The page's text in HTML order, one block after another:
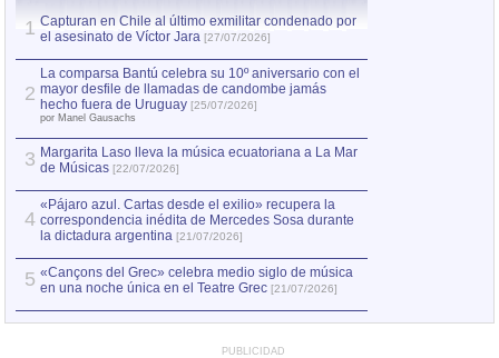
1 Capturan en Chile al último exmilitar condenado por
el asesinato de Víctor Jara [27/07/2026]
2
La comparsa Bantú celebra su 10º aniversario con el
mayor desfile de llamadas de candombe jamás
hecho fuera de Uruguay [25/07/2026]
por Manel Gausachs
3 Margarita Laso lleva la música ecuatoriana a La Mar
de Músicas [22/07/2026]
4
«Pájaro azul. Cartas desde el exilio» recupera la
correspondencia inédita de Mercedes Sosa durante
la dictadura argentina [21/07/2026]
5 «Cançons del Grec» celebra medio siglo de música
en una noche única en el Teatre Grec [21/07/2026]
PUBLICIDAD